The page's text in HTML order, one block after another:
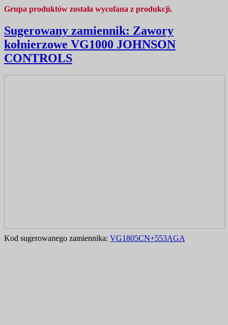
Grupa produktów została wycofana z produkcji.
Sugerowany zamiennik: Zawory
kołnierzowe VG1000 JOHNSON
CONTROLS
Kod sugerowanego zamiennika: VG1805CN+553AGA